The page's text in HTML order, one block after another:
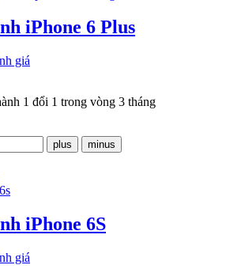
iPhone 6 Plus
giá
1 đổi 1 trong vòng 3 tháng
iPhone 6S
giá